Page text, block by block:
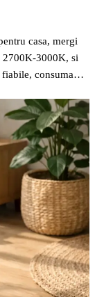
casa, mergi
2700K-3000K, si
consuma
semnificativ